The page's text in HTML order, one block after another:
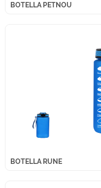
BOTELLA PETNOU
BOTELLA RUNE